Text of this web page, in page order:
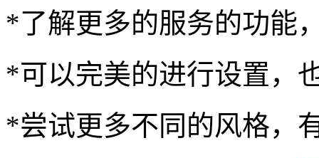
*了解更多的服务的功能
*可以完美的进行设置，
*尝试更多不同的风格，